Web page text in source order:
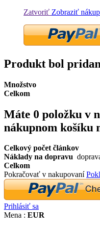
Zatvoriť Zobraziť
Produkt bol
Množstvo
Celkom
Máte 0 položku v
nákupnom košíku
Celkový počet článkov
Náklady na dopravu
Celkom
Pokračovať v nakupovaní
Prihlásiť sa
Mena : EUR